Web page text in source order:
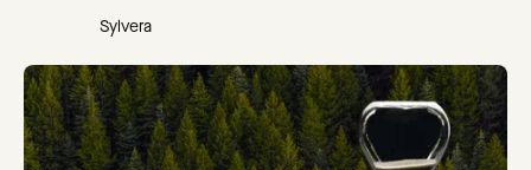
Sylvera